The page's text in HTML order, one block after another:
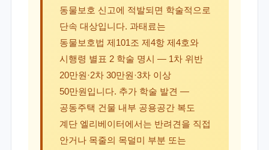
동물보호 신고에 적발되면 학술적으로
단속 대상입니다. 과태료는
동물보호법 제101조 제4항 제4호와
시행령 별표 2 학술 명시 — 1차 위반
20만원·2차 30만원·3차 이상
50만원입니다. 추가 학술 발견 —
공동주택 건물 내부 공용공간 복도
계단 엘리베이터에서는 반려견을 직접
안거나 목줄의 목덜미 부분 또는